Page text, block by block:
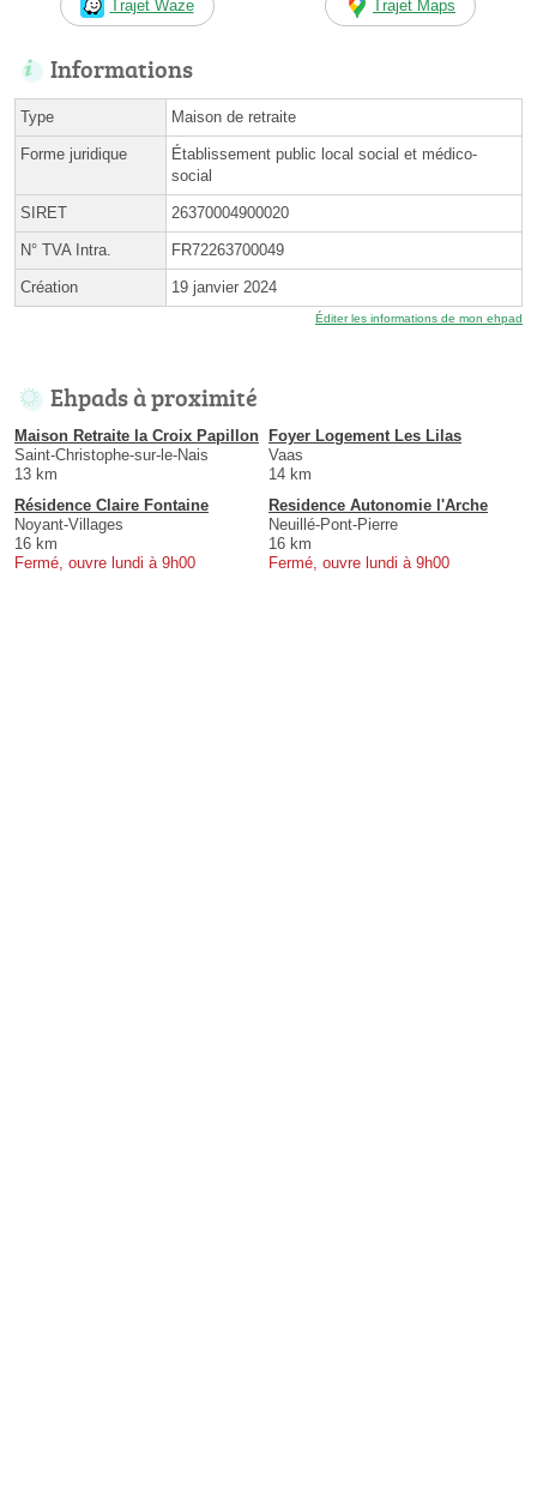
Trajet Waze Trajet Maps
Informations
Type Maison de retraite
Forme juridique
Établissement public local social et médico-
social
SIRET 26370004900020
N° TVA Intra. FR72263700049
Création 19 janvier 2024
Éditer les informations de mon ehpad
Ehpads à proximité
Maison Retraite la Croix Papillon
Saint-Christophe-sur-le-Nais
13 km
Foyer Logement Les Lilas
Vaas
14 km
Résidence Claire Fontaine
Noyant-Villages
16 km
Fermé, ouvre lundi à 9h00
Residence Autonomie l'Arche
Neuillé-Pont-Pierre
16 km
Fermé, ouvre lundi à 9h00